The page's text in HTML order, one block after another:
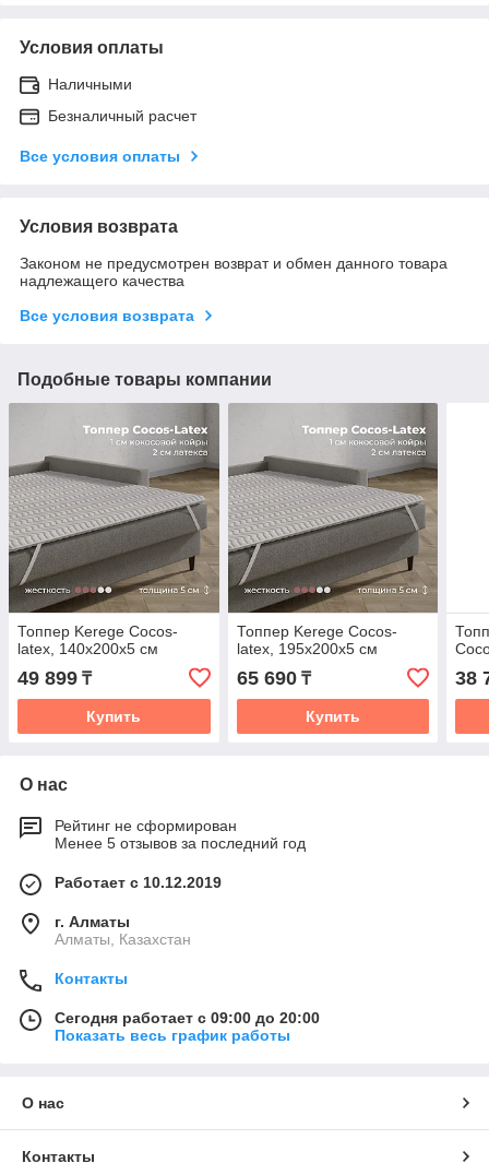
Условия оплаты
Наличными
Безналичный расчет
Все условия оплаты
Условия возврата
Законом не предусмотрен возврат и обмен данного товара
надлежащего качества
Все условия возврата
Подобные товары компании
Топпер Kerege Cocos-
latex, 140x200x5 см
49 899 ₸
Купить
Топпер Kerege Cocos-
latex, 195x200x5 см
65 690₸
Купить
38
О нас
Рейтинг не сформирован
Менее 5 отзывов за последний год
Работает с 10.12.2019
г. Алматы
Алматы, Казахстан
Контакты
Сегодня работает с 09:00 до 20:00
Показать весь график работы
О нас
Контакты